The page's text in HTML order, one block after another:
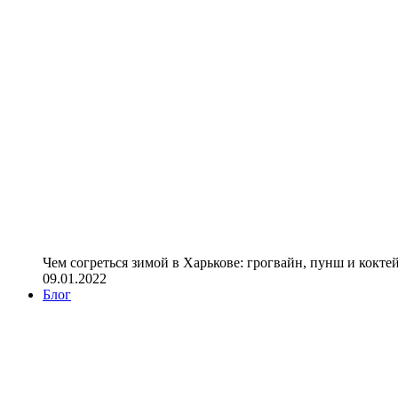
Чем согреться зимой в Харькове: грогвайн, пунш и
09.01.2022
Блог